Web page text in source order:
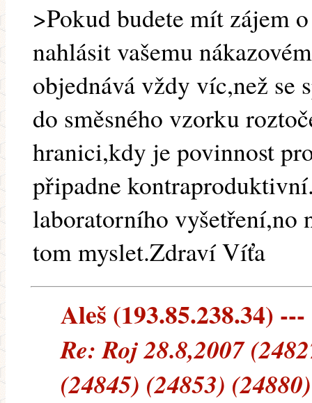
>Pokud budete mít zájem
nahlásit vašemu
objednává vždy víc,než se
do směsného vzorku
hranici,kdy je povinnost
připadne
laboratorního vyšetření,no
tom myslet.Zdraví Víťa
Aleš (193.85.238.34)
Re: Roj 28.8,2007
(24845) (24853)